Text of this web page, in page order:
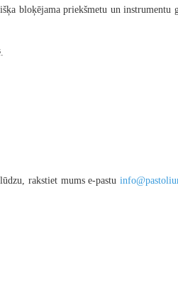
bloķējama priekšmetu un instrumentu
rakstiet mums e-pastu